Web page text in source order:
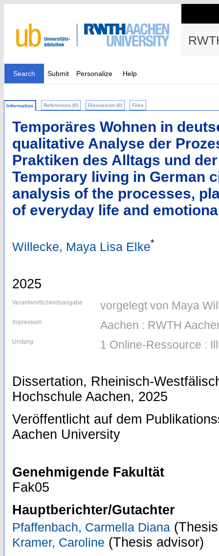
Search Submit Personalize Help
Information References (0) Discussion (0) Files
Temporäres Wohnen in
qualitative Analyse der
Praktiken des Alltags und
Temporary living in German
analysis of the processes,
of everyday life and
Willecke, Maya Lisa Elke*
2025
Verantwortlichkeitsangabe vorgelegt von Maya
Impressum Aachen : RWTH
Umfang 1 Online-Ressource :
Dissertation, Rheinisch-
Hochschule Aachen, 2025
Veröffentlicht auf dem
Aachen University
Genehmigende Fakultät
Fak05
Hauptberichter/Gutachter
Pfaffenbach, Carmella Diana
Kramer, Caroline (Thesis advisor)